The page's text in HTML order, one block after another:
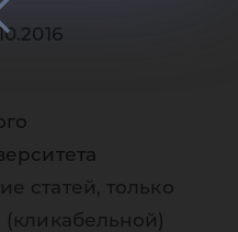
статей, только